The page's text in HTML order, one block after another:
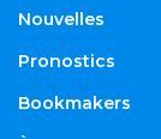
Nouvelles
Pronostics
Bookmakers